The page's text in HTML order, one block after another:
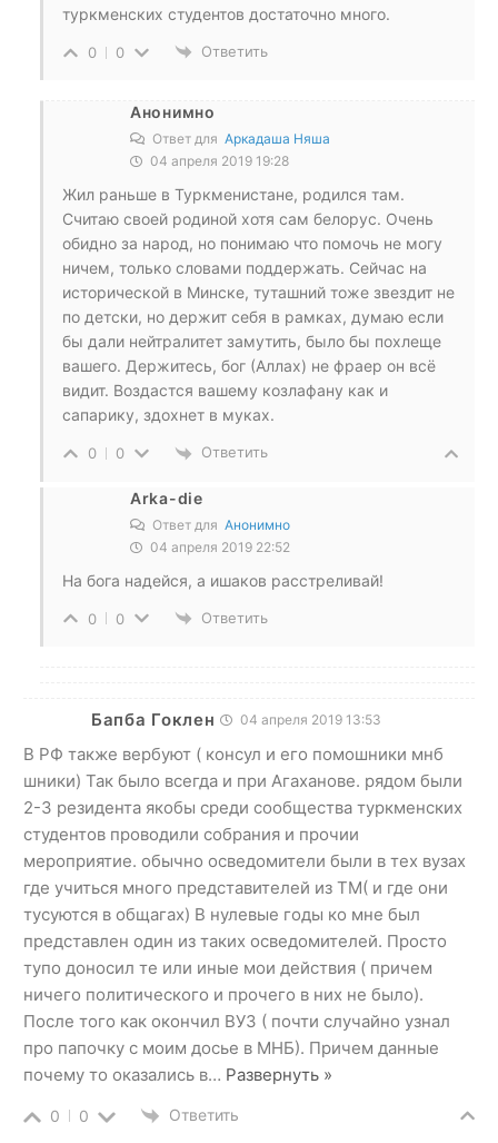
туркменских студентов достаточно много.
0 0 Ответить
Анонимно
Ответ для Аркадаша Няша
04 апреля 2019 19:28
Жил раньше в Туркменистане, родился там.
Считаю своей родиной хотя сам белорус. Очень
обидно за народ, но понимаю что помочь не могу
ничем, только словами поддержать. Сейчас на
исторической в Минске, туташний тоже звездит не
по детски, но держит себя в рамках, думаю если
бы дали нейтралитет замутить, было бы похлеще
вашего. Держитесь, бог (Аллах) не фраер он всё
видит. Воздастся вашему козлафану как и
сапарику, здохнет в муках.
0 0 Ответить
Arka-die
Ответ для Анонимно
04 апреля 2019 22:52
На бога надейся, а ишаков расстреливай!
0 0 Ответить
Бапба Гоклен 04 апреля 2019 13:53
В РФ также вербуют ( консул и его помошники мнб
шники) Так было всегда и при Агаханове. рядом были
2-3 резидента якобы среди сообщества туркменских
студентов проводили собрания и прочии
мероприятие. обычно осведомители были в тех вузах
где учиться много представителей из ТМ( и где они
тусуются в общагах) В нулевые годы ко мне был
представлен один из таких осведомителей. Просто
тупо доносил те или иные мои действия ( причем
ничего политического и прочего в них не было).
После того как окончил ВУЗ ( почти случайно узнал
про папочку с моим досье в МНБ). Причем данные
почему то оказались в… Развернуть »
0 0 Ответить